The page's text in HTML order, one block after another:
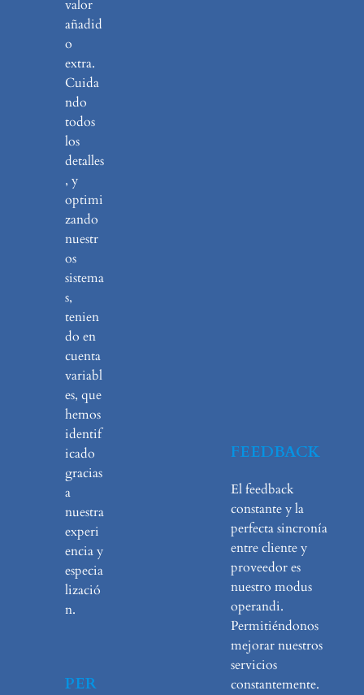
valor
añadid
o
extra.
Cuida
ndo
todos
los
detalles
, y
optimi
zando
nuestr
os
sistema
s,
tenien
do en
cuenta
variabl
es, que
hemos
identif
icado
gracias
a
nuestra
experi
encia y
especia
lizació
n.
PER
FEEDBACK
El feedback
constante y la
perfecta sincronía
entre cliente y
proveedor es
nuestro modus
operandi.
Permitiéndonos
mejorar nuestros
servicios
constantemente.